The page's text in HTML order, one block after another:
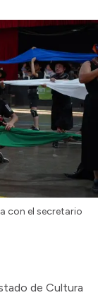
con el secretario
de Cultura